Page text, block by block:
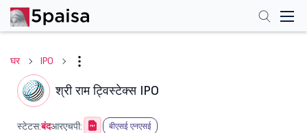
घर IPO
श्री राम ट्विस्टेक्स IPO
स्टेटस:बंदआरएचपी: बीएसई एनएसई